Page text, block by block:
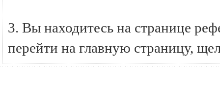
3. Вы находитесь на странице
перейти на главную страницу,